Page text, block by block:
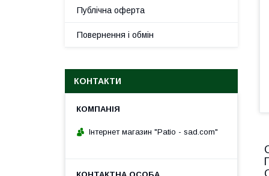
Публічна оферта
Повернення і обмін
КОНТАКТИ
Інтернет магазин "Patio - sad.com"